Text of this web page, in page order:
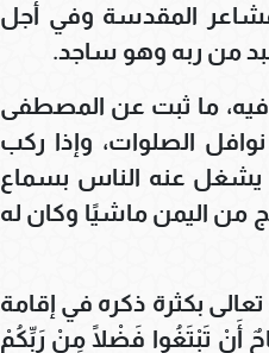
المقدسة وفي أجل
من ربه وهو ساجد.
فيه، ما ثبت عن المصطفى
الصلوات، وإذا ركب
يشغل عنه الناس بسماع
من اليمن ماشيًا وكان له
تعالى بكثرة ذكره في إقامة
أَنْ تَبْتَغُوا فَضْلًا مِنْ رَبِّكُمْ